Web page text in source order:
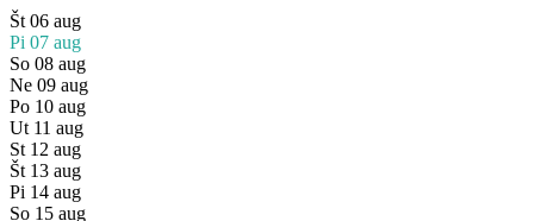
Predaj
Mimo trhu
Št 06 aug
Pi 07 aug
So 08 aug
Ne 09 aug
Po 10 aug
Ut 11 aug
St 12 aug
Št 13 aug
Pi 14 aug
So 15 aug